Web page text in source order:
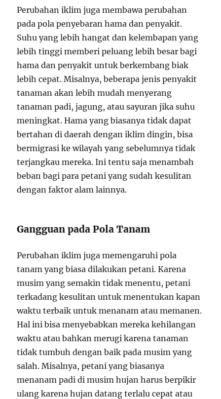
Perubahan iklim juga membawa perubahan
pada pola penyebaran hama dan penyakit.
Suhu yang lebih hangat dan kelembapan yang
lebih tinggi memberi peluang lebih besar bagi
hama dan penyakit untuk berkembang biak
lebih cepat. Misalnya, beberapa jenis penyakit
tanaman akan lebih mudah menyerang
tanaman padi, jagung, atau sayuran jika suhu
meningkat. Hama yang biasanya tidak dapat
bertahan di daerah dengan iklim dingin, bisa
bermigrasi ke wilayah yang sebelumnya tidak
terjangkau mereka. Ini tentu saja menambah
beban bagi para petani yang sudah kesulitan
dengan faktor alam lainnya.
Gangguan pada Pola Tanam
Perubahan iklim juga memengaruhi pola
tanam yang biasa dilakukan petani. Karena
musim yang semakin tidak menentu, petani
terkadang kesulitan untuk menentukan kapan
waktu terbaik untuk menanam atau memanen.
Hal ini bisa menyebabkan mereka kehilangan
waktu atau bahkan merugi karena tanaman
tidak tumbuh dengan baik pada musim yang
salah. Misalnya, petani yang biasanya
menanam padi di musim hujan harus berpikir
ulang karena hujan datang terlalu cepat atau